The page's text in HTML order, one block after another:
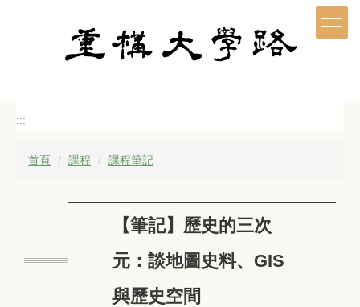
:::
首頁 課程 課程筆記
【筆記】歷史的三次
元：談地圖史料、GIS
與歷史空間